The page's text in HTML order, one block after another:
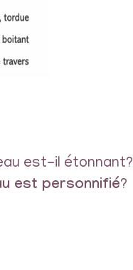
est-il étonnant?
est personnifié?